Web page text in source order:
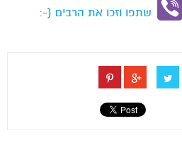
Telegram
Viber
שתפו וזכו את הרבים (-: